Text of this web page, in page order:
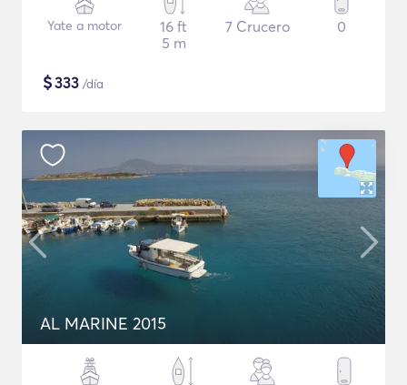
Yate a motor
16 ft
5 m
7 Crucero 0
$333 /día
AL MARINE 2015